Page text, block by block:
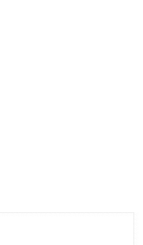
ための対策方法